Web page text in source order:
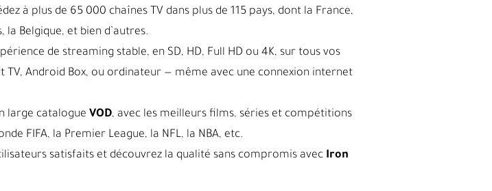
à plus de 65 000 chaînes TV dans plus de 115 pays, dont la France,
la Belgique, et bien d’autres.
de streaming stable, en SD, HD, Full HD ou 4K, sur tous vos
Android Box, ou ordinateur — même avec une connexion internet
large catalogue VOD, avec les meilleurs films, séries et compétitions
FIFA, la Premier League, la NFL, la NBA, etc.
satisfaits et découvrez la qualité sans compromis avec Iron